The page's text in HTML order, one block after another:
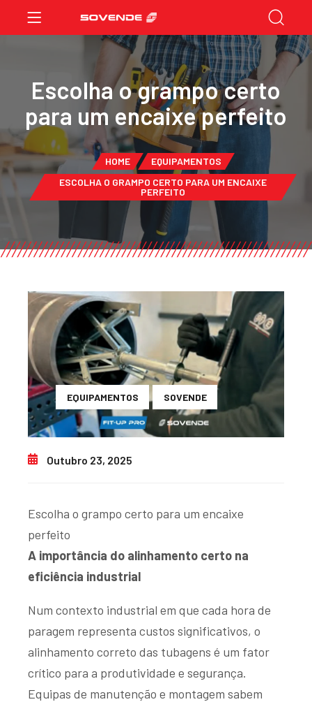
Escolha o grampo certo
para um encaixe perfeito
HOME
EQUIPAMENTOS
ESCOLHA O GRAMPO CERTO PARA UM ENCAIXE
PERFEITO
EQUIPAMENTOS SOVENDE
Outubro 23, 2025
Escolha o grampo certo para um encaixe
perfeito
A importância do alinhamento certo na
eficiência industrial
Num contexto industrial em que cada hora de
paragem representa custos significativos, o
alinhamento correto das tubagens é um fator
crítico para a produtividade e segurança.
Equipas de manutenção e montagem sabem